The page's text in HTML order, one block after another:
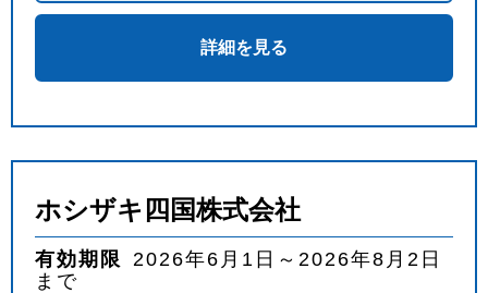
詳細を見る
ホシザキ四国株式会社
有効期限
2026年6月1日～2026年8月2日
まで